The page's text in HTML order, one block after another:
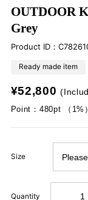
OUTDOOR
Grey
Product ID：
Ready made item
¥52,800
Point：480pt （1%）
Size
Quantity